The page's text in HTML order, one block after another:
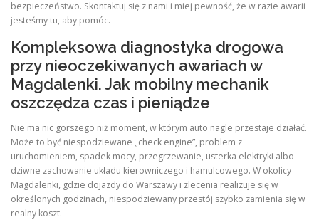
bezpieczeństwo. Skontaktuj się z nami i miej pewność, że w razie awarii
jesteśmy tu, aby pomóc.
Kompleksowa diagnostyka drogowa
przy nieoczekiwanych awariach w
Magdalenki. Jak mobilny mechanik
oszczędza czas i pieniądze
Nie ma nic gorszego niż moment, w którym auto nagle przestaje działać.
Może to być niespodziewane „check engine”, problem z
uruchomieniem, spadek mocy, przegrzewanie, usterka elektryki albo
dziwne zachowanie układu kierowniczego i hamulcowego. W okolicy
Magdalenki, gdzie dojazdy do Warszawy i zlecenia realizuje się w
określonych godzinach, niespodziewany przestój szybko zamienia się w
realny koszt.